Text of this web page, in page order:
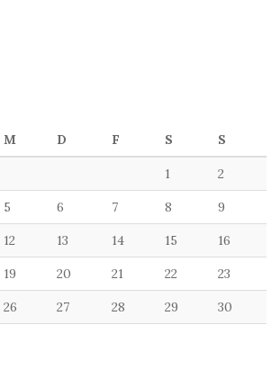
M D F S S
1 2
5 6 7 8 9
12 13 14 15 16
19 20 21 22 23
26 27 28 29 30